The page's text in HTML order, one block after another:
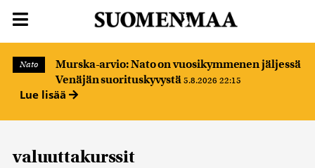
Nato
Murska-arvio: Nato on vuosikymmenen jäljessä
Venäjän suorituskyvystä 5.8.2026 22:15
Lue lisää
valuuttakurssit